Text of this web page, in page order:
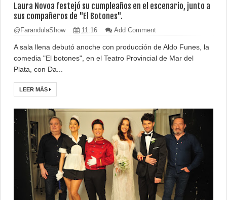
Laura Novoa festejó su cumpleaños en el escenario, junto a
sus compañeros de "El Botones".
@FarandulaShow 11:16 Add Comment
A sala llena debutó anoche con producción de Aldo Funes, la
comedia "El botones", en el Teatro Provincial de Mar del
Plata, con Da...
LEER MÁS